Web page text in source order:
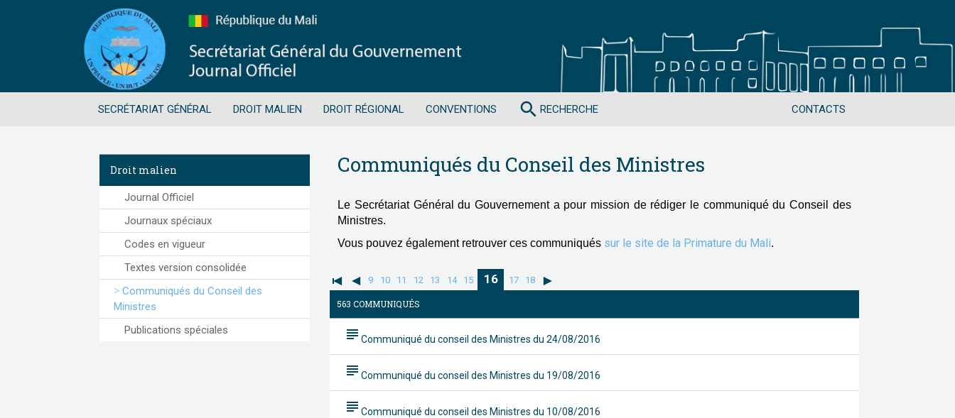
SECRÉTARIAT GÉNÉRAL DROIT MALIEN DROIT RÉGIONAL CONVENTIONS CONTACTS
search RECHERCHE
Droit malien
Journal Officiel
Journaux spéciaux
Codes en vigueur
Textes version consolidée
Communiqués du Conseil des
Ministres
Publications spéciales
Communiqués du Conseil des Ministres
Le Secrétariat Général du Gouvernement a pour mission de rédiger le communiqué du Conseil des
Ministres.
Vous pouvez également retrouver ces communiqués sur le site de la Primature du Mali.
9 10 11 12 13 14 15 16 17 18
563 COMMUNIQUÉS
subject Communiqué du conseil des Ministres du 24/08/2016
subject Communiqué du conseil des Ministres du 19/08/2016
subject Communiqué du conseil des Ministres du 10/08/2016